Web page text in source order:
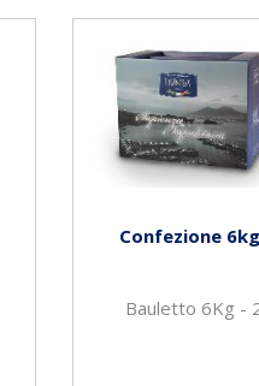
Confezione 6kg
Bauletto 6Kg -